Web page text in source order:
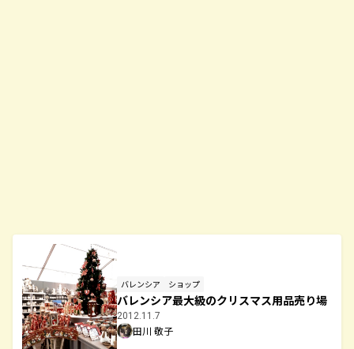
バレンシア ショップ
バレンシア最大級のクリスマス用品売り場
2012.11.7
田川 敬子